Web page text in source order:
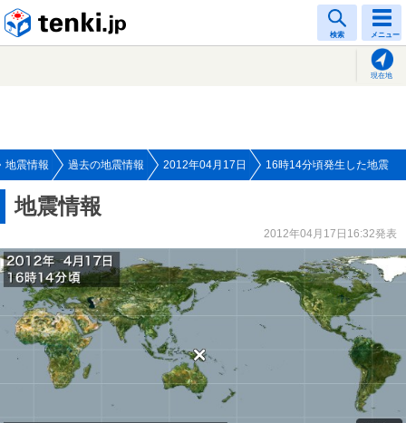
検索 メニュー
現在地
地震情報 過去の地震情報 2012年04月17日 16時14分頃発生した地震
地震情報
2012年04月17日16:32発表